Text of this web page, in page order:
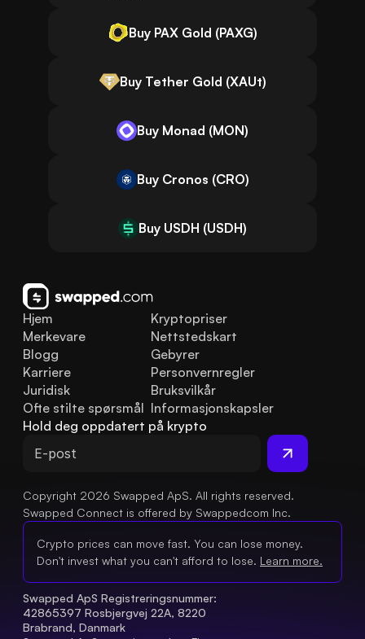
Buy PAX Gold (PAXG)
Buy Tether Gold (XAUt)
Buy Monad (MON)
Buy Cronos (CRO)
Buy USDH (USDH)
Hjem
Merkevare
Blogg
Ofte stilte spørsmål
Juridisk
Karriere
Kryptopriser
Nettstedskart
Gebyrer
Personvernregler
Bruksvilkår
Informasjonskapsler
Hold deg oppdatert på krypto
Copyright 2026 Swapped ApS. All rights reserved.
Swapped Connect is offered by Swappedcom Inc.
Crypto prices can move fast. You can lose money.
Don't invest what you can't afford to lose. Learn more.
Swapped ApS Registreringsnummer:
42865397 Rosbjergvej 22A, 8220
Brabrand, Danmark